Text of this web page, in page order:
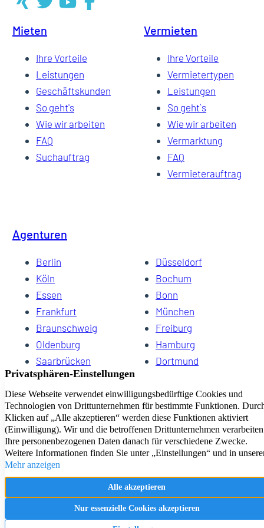
Mieten
Ihre Vorteile
Leistungen
Geschäftskunden
So geht's
Wie wir arbeiten
FAQ
Suchauftrag
Vermieten
Ihre Vorteile
Vermietertypen
Leistungen
So geht`s
Wie wir arbeiten
Vermarktung
FAQ
Vermieterauftrag
Agenturen
Berlin
Düsseldorf
Köln
Bochum
Essen
Bonn
Frankfurt
München
Braunschweig
Freiburg
Oldenburg
Hamburg
Saarbrücken
Dortmund
Hannover
Dresden
Kiel
Wuppertal
Bremen
HomeCompany eG Ihre Agenturen für Wohnen auf Zeit
Impressum Datenschutz Kontakt